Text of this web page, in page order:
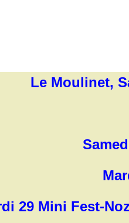
Le Moulinet,
29 Mini Fest-